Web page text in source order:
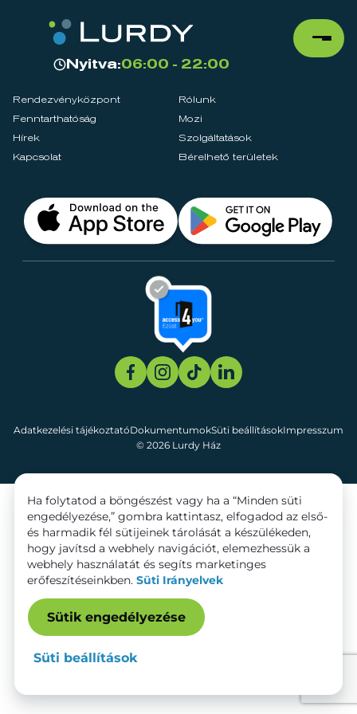
Nyitva:06:00 - 22:00
Rendezvényközpont
Rólunk
Fenntarthatóság
Mozi
Hírek
Szolgáltatások
Kapcsolat
Bérelhető területek
© 2026 Lurdy Ház
Adatkezelési tájékoztatóDokumentumokSüti beállításokImpresszum
Ha folytatod a böngészést vagy ha a “Minden süti
engedélyezése,” gombra kattintasz, elfogadod az első-
és harmadik fél sütijeinek tárolását a készülékeden,
hogy javítsd a webhely navigációt, elemezhessük a
webhely használatát és segíts marketinges
erőfeszítéseinkben. Süti Irányelvek
Sütik engedélyezése
Süti beállítások